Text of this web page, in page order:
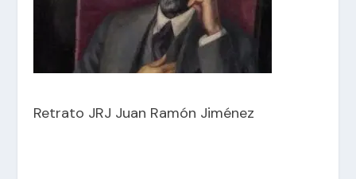
Retrato JRJ Juan Ramón Jiménez